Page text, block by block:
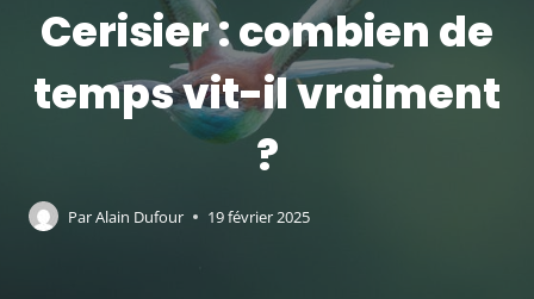
Cerisier : combien de
temps vit-il vraiment
?
ParAlain Dufour 19 février 2025